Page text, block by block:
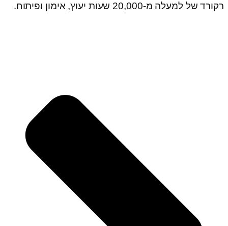
רקורד של למעלה מ-20,000 שעות יעוץ, אימון ופיתוח.